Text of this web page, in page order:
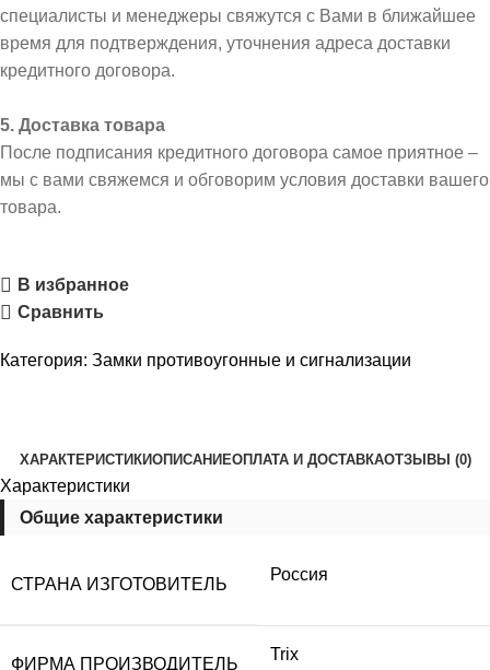
специалисты и менеджеры свяжутся с Вами в ближайшее
время для подтверждения, уточнения адреса доставки
кредитного договора.
5. Доставка товара
После подписания кредитного договора самое приятное –
мы с вами свяжемся и обговорим условия доставки вашего
товара.
В избранное
Сравнить
Категория: Замки противоугонные и сигнализации
ХАРАКТЕРИСТИКИОПИСАНИЕОПЛАТА И ДОСТАВКАОТЗЫВЫ (0)
Характеристики
Общие характеристики
СТРАНА ИЗГОТОВИТЕЛЬ
Россия
ФИРМА ПРОИЗВОДИТЕЛЬ
Trix